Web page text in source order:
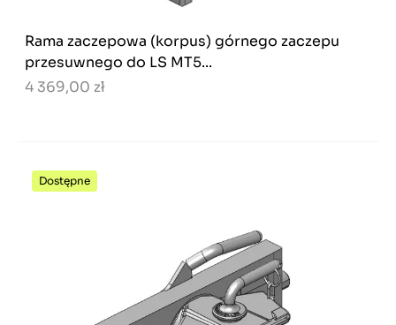
Rama zaczepowa (korpus) górnego zaczepu
przesuwnego do LS MT5...
4 369,00 zł
Dostępne